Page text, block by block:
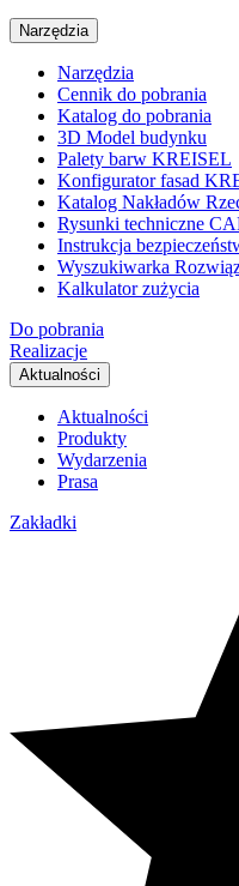
Narzędzia
Narzędzia
Cennik do pobrania
Katalog do pobrania
3D Model budynku
Palety barw KREISEL
Konfigurator fasad
Katalog Nakładów
Rysunki techniczne
Instrukcja
Wyszukiwarka
Kalkulator zużycia
Do pobrania
Realizacje
Aktualności
Aktualności
Produkty
Wydarzenia
Prasa
Zakładki